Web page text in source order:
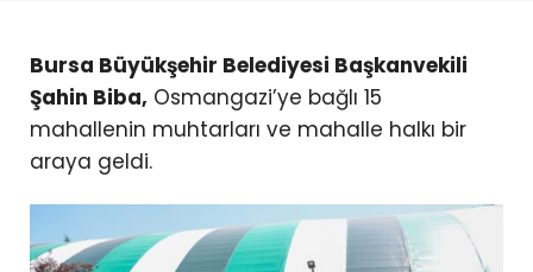
Bursa Büyükşehir Belediyesi Başkanvekili
Şahin Biba, Osmangazi’ye bağlı 15
mahallenin muhtarları ve mahalle halkı bir
araya geldi.